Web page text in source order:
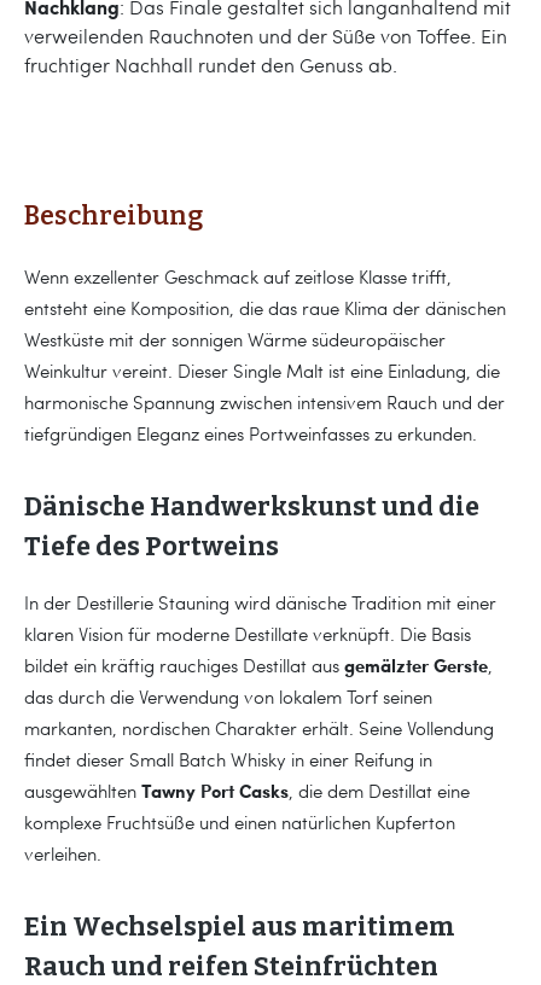
Nachklang: Das Finale gestaltet sich langanhaltend mit
verweilenden Rauchnoten und der Süße von Toffee. Ein
fruchtiger Nachhall rundet den Genuss ab.
Beschreibung
Wenn exzellenter Geschmack auf zeitlose Klasse trifft,
entsteht eine Komposition, die das raue Klima der dänischen
Westküste mit der sonnigen Wärme südeuropäischer
Weinkultur vereint. Dieser Single Malt ist eine Einladung, die
harmonische Spannung zwischen intensivem Rauch und der
tiefgründigen Eleganz eines Portweinfasses zu erkunden.
Dänische Handwerkskunst und die
Tiefe des Portweins
In der Destillerie Stauning wird dänische Tradition mit einer
klaren Vision für moderne Destillate verknüpft. Die Basis
bildet ein kräftig rauchiges Destillat aus gemälzter Gerste,
das durch die Verwendung von lokalem Torf seinen
markanten, nordischen Charakter erhält. Seine Vollendung
findet dieser Small Batch Whisky in einer Reifung in
ausgewählten Tawny Port Casks, die dem Destillat eine
komplexe Fruchtsüße und einen natürlichen Kupferton
verleihen.
Ein Wechselspiel aus maritimem
Rauch und reifen Steinfrüchten